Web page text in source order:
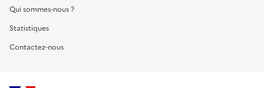
Qui sommes-nous ?
Statistiques
Contactez-nous